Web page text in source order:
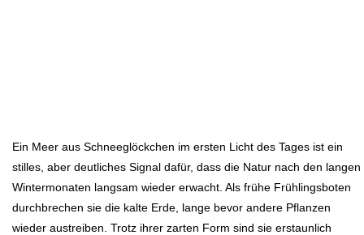
Ein Meer aus Schneeglöckchen im ersten Licht des Tages ist ein
stilles, aber deutliches Signal dafür, dass die Natur nach den langen
Wintermonaten langsam wieder erwacht. Als frühe Frühlingsboten
durchbrechen sie die kalte Erde, lange bevor andere Pflanzen
wieder austreiben. Trotz ihrer zarten Form sind sie erstaunlich